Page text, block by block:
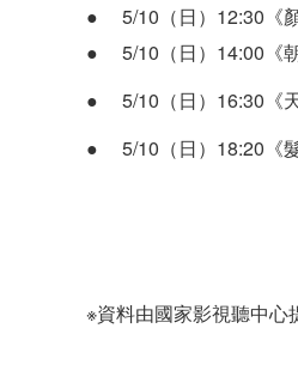
●
5/10（日）12:30《
●
5/10（日）14:00《
●
5/10（日）16:30《
●
5/10（日）18:20《
※資料由國家影視聽中心